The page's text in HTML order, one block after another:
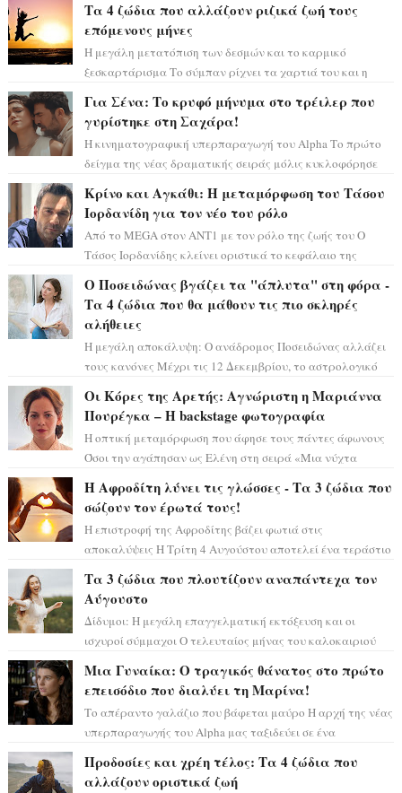
Τα 4 ζώδια που αλλάζουν ριζικά ζωή τους
επόμενους μήνες
Η μεγάλη μετατόπιση των δεσμών και το καρμικό
ξεσκαρτάρισμα Το σύμπαν ρίχνει τα χαρτιά του και η
Για Σένα: Το κρυφό μήνυμα στο τρέιλερ που
γυρίστηκε στη Σαχάρα!
Η κινηματογραφική υπερπαραγωγή του Alpha Το πρώτο
δείγμα της νέας δραματικής σειράς μόλις κυκλοφόρησε
Κρίνο και Αγκάθι: Η μεταμόρφωση του Τάσου
Ιορδανίδη για τον νέο του ρόλο
Από το MEGA στον ΑΝΤ1 με τον ρόλο της ζωής του Ο
Τάσος Ιορδανίδης κλείνει οριστικά το κεφάλαιο της
Ο Ποσειδώνας βγάζει τα "άπλυτα" στη φόρα -
Τα 4 ζώδια που θα μάθουν τις πιο σκληρές
αλήθειες
Η μεγάλη αποκάλυψη: Ο ανάδρομος Ποσειδώνας αλλάζει
τους κανόνες Μέχρι τις 12 Δεκεμβρίου, το αστρολογικό
Οι Κόρες της Αρετής: Αγνώριστη η Μαριάννα
Πουρέγκα – H backstage φωτογραφία
Η οπτική μεταμόρφωση που άφησε τους πάντες άφωνους
Όσοι την αγάπησαν ως Ελένη στη σειρά «Μια νύχτα
Η Αφροδίτη λύνει τις γλώσσες - Τα 3 ζώδια που
σώζουν τον έρωτά τους!
Η επιστροφή της Αφροδίτης βάζει φωτιά στις
αποκαλύψεις Η Τρίτη 4 Αυγούστου αποτελεί ένα τεράστιο
Τα 3 ζώδια που πλουτίζουν αναπάντεχα τον
Αύγουστο
Δίδυμοι: Η μεγάλη επαγγελματική εκτόξευση και οι
ισχυροί σύμμαχοι Ο τελευταίος μήνας του καλοκαιριού
Μια Γυναίκα: Ο τραγικός θάνατος στο πρώτο
επεισόδιο που διαλύει τη Μαρίνα!
Το απέραντο γαλάζιο που βάφεται μαύρο Η αρχή της νέας
υπερπαραγωγής του Alpha μας ταξιδεύει σε ένα
Προδοσίες και χρέη τέλος: Τα 4 ζώδια που
αλλάζουν οριστικά ζωή